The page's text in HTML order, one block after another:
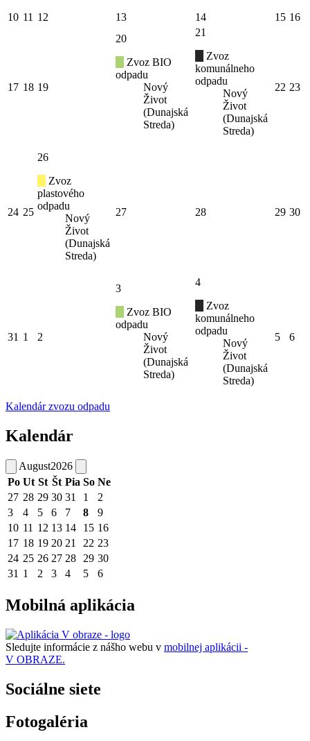
10 11 12 13 14 15 16
17 18 19
20
Zvoz BIO
odpadu
Nový
Život
(Dunajská
Streda)
21
Zvoz
komunálneho
odpadu
Nový
Život
(Dunajská
Streda)
22 23
24 25
26
Zvoz
plastového
odpadu
Nový
Život
(Dunajská
Streda)
27 28 29 30
31 1 2
3
Zvoz BIO
odpadu
Nový
Život
(Dunajská
Streda)
4
Zvoz
komunálneho
odpadu
Nový
Život
(Dunajská
Streda)
5 6
Kalendár zvozu odpadu
Kalendár
August2026
Po Ut St Št Pia So Ne
27 28 29 30 31 1
2
3
4 5 6 7 8
9
10 11 12 13 14 15 16
17 18 19 20 21 22 23
24 25 26 27 28 29 30
31 1 2 3 4 5 6
Mobilná aplikácia
Sledujte informácie z nášho webu v mobilnej aplikácii -
V OBRAZE.
Sociálne siete
Fotogaléria